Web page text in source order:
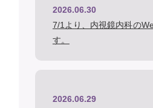
2026.06.30
7/1より、内視鏡内科の
す。
2026.06.29